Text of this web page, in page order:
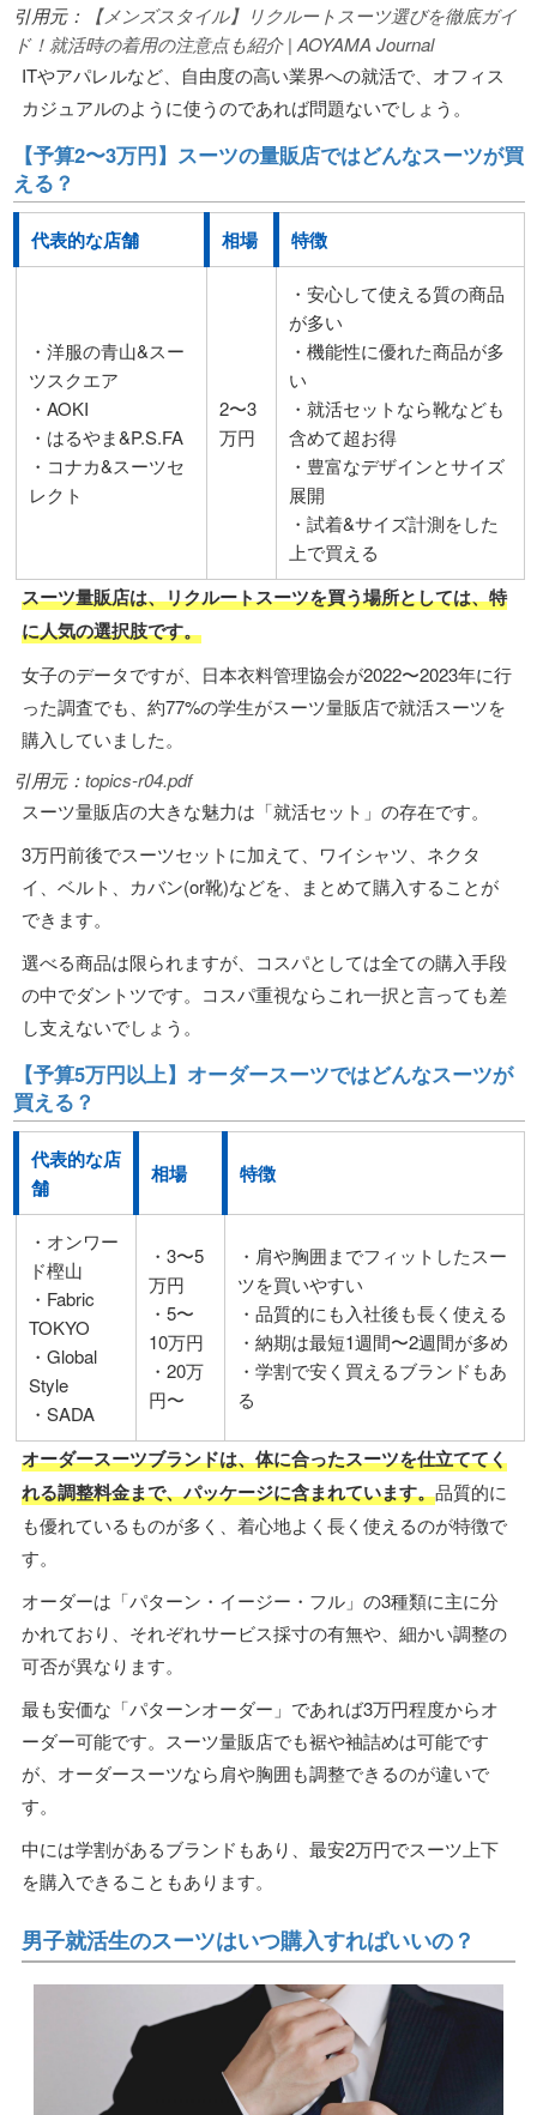
引用元：
【メンズスタイル】リクルートスーツ選びを徹底ガイ
ド！就活時の着用の注意点も紹介 | AOYAMA Journal
ITやアパレルなど、自由度の高い業界への就活で、オフィス
カジュアルのように使うのであれば問題ないでしょう。
【予算2〜3万円】スーツの量販店ではどんなスーツが買
える？
代表的な店舗 相場 特徴
・洋服の青山&スー
ツスクエア
・AOKI
・はるやま&P.S.FA
・コナカ&スーツセ
レクト
2〜3
万円
・安心して使える質の商品
が多い
・機能性に優れた商品が多
い
・就活セットなら靴なども
含めて超お得
・豊富なデザインとサイズ
展開
・試着&サイズ計測をした
上で買える
スーツ量販店は、リクルートスーツを買う場所としては、特
に人気の選択肢です。
女子のデータですが、日本衣料管理協会が2022〜2023年に行
った調査でも、約77%の学生がスーツ量販店で就活スーツを
購入していました。
引用元： topics-r04.pdf
スーツ量販店の大きな魅力は「就活セット」の存在です。
3万円前後でスーツセットに加えて、ワイシャツ、ネクタ
イ、ベルト、カバン(or靴)などを、まとめて購入することが
できます。
選べる商品は限られますが、コスパとしては全ての購入手段
の中でダントツです。コスパ重視ならこれ一択と言っても差
し支えないでしょう。
【予算5万円以上】オーダースーツではどんなスーツが
買える？
代表的な店
舗
相場 特徴
・オンワー
ド樫山
・Fabric
TOKYO
・Global
Style
・SADA
・3〜5
万円
・5〜
10万円
・20万
円〜
・肩や胸囲までフィットしたスー
ツを買いやすい
・品質的にも入社後も長く使える
・納期は最短1週間〜2週間が多め
・学割で安く買えるブランドもあ
る
オーダースーツブランドは、体に合ったスーツを仕立ててく
れる調整料金まで、パッケージに含まれています。品質的に
も優れているものが多く、着心地よく長く使えるのが特徴で
す。
オーダーは「パターン・イージー・フル」の3種類に主に分
かれており、それぞれサービス採寸の有無や、細かい調整の
可否が異なります。
最も安価な「パターンオーダー」であれば3万円程度からオ
ーダー可能です。スーツ量販店でも裾や袖詰めは可能です
が、オーダースーツなら肩や胸囲も調整できるのが違いで
す。
中には学割があるブランドもあり、最安2万円でスーツ上下
を購入できることもあります。
男子就活生のスーツはいつ購入すればいいの？